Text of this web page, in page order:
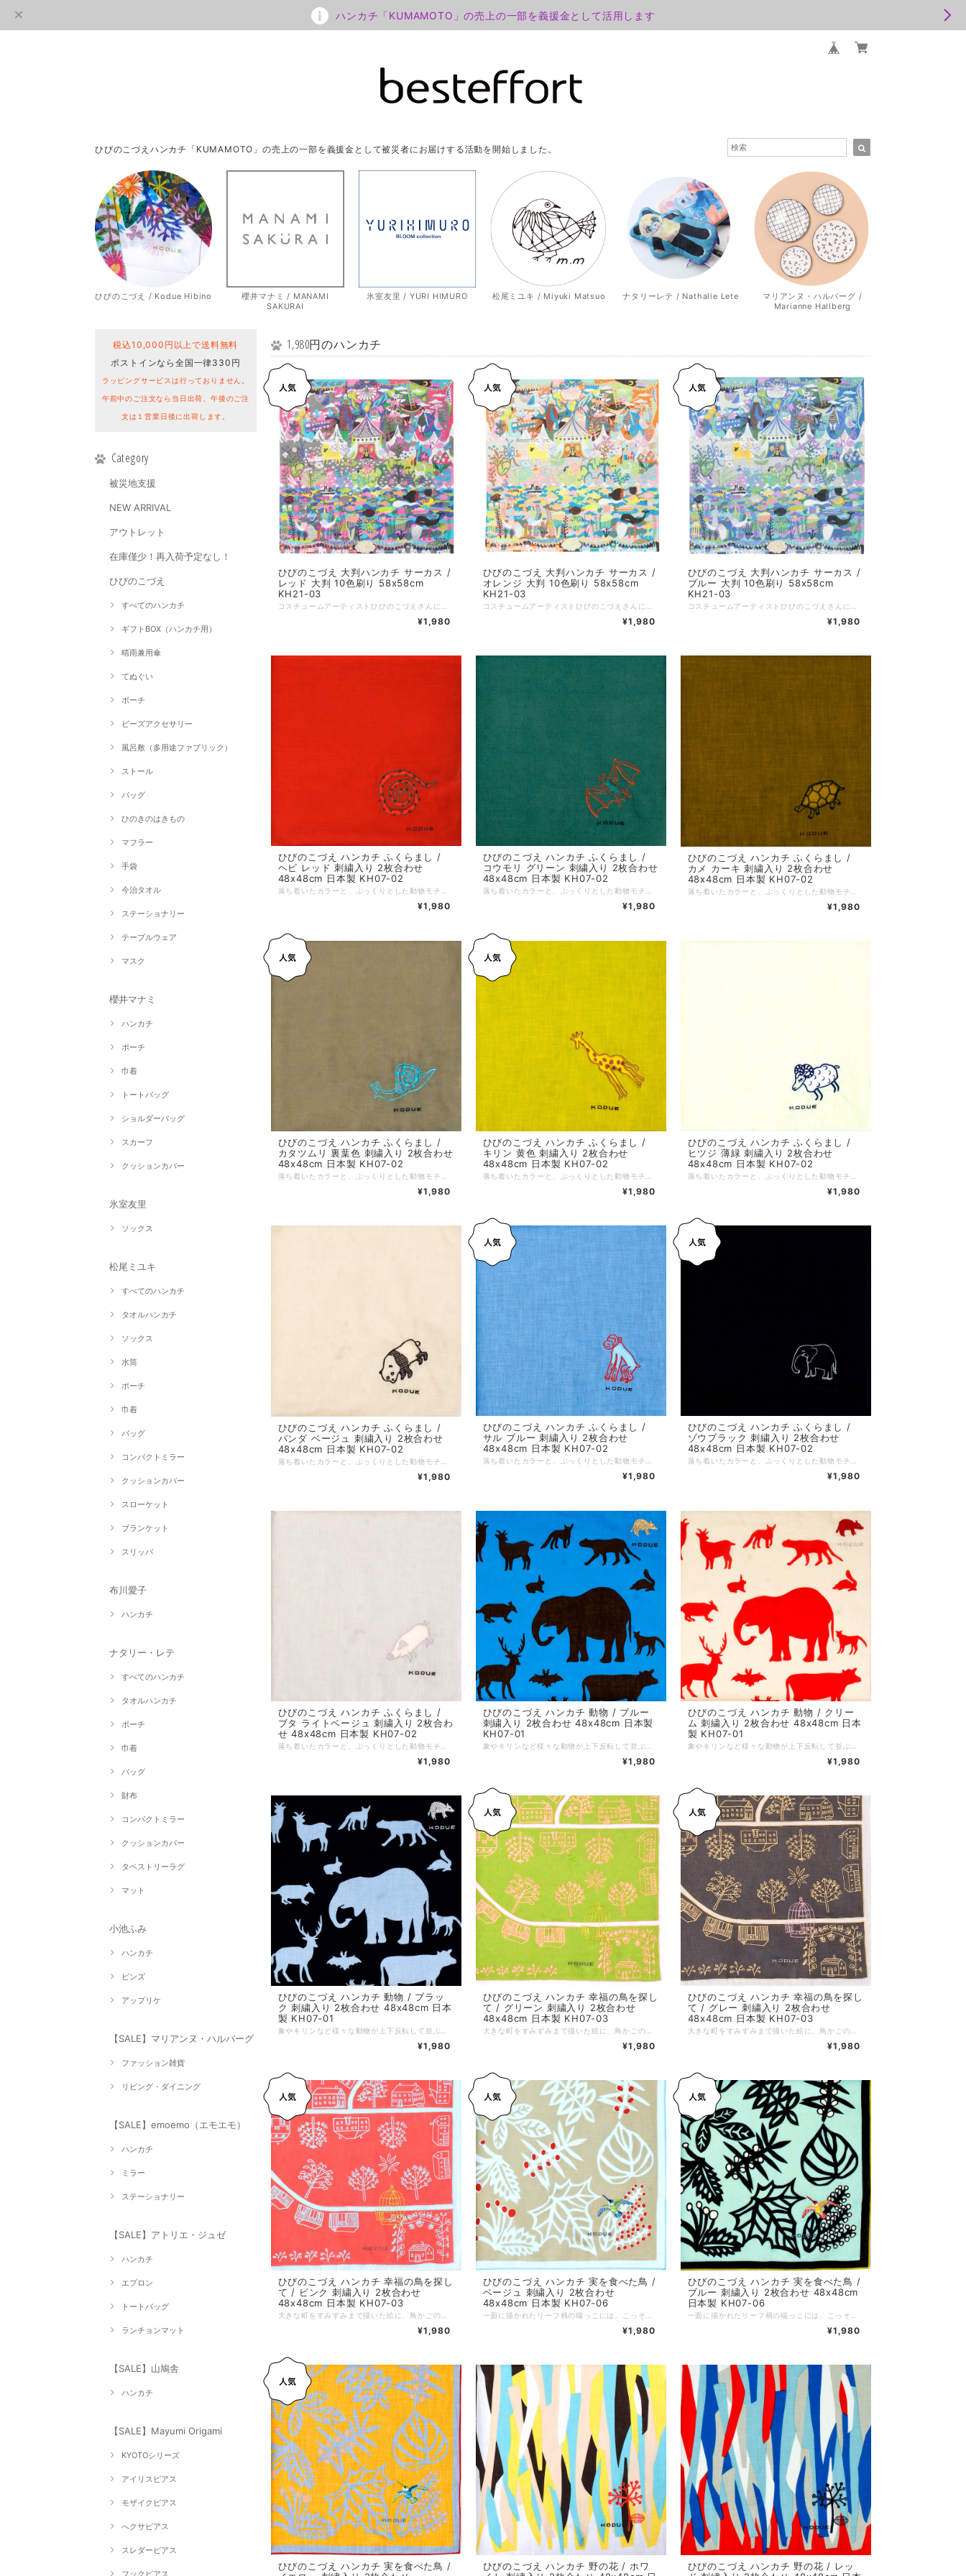
ハンカチ「KUMAMOTO」の売上の一部を義援金として活用します
ひびのこづえハンカチ「KUMAMOTO」の売上の一部を義援金として被災者にお届けする活動を開始しました。
ひびのこづえ / Kodue Hibino
櫻井マナミ / MANAMI
SAKURAI
氷室友里 / YURI HIMURO 松尾ミユキ / Miyuki Matsuo ナタリーレテ / Nathalie Lete
マリアンヌ・ハルバーグ /
Marianne Hallberg
税込10,000円以上で送料無料
ポストインなら全国一律330円
ラッピングサービスは行っておりません。
午前中のご注文なら当日出荷、午後のご注
文は１営業日後に出荷します。
Category
被災地支援
NEW ARRIVAL
アウトレット
在庫僅少！再入荷予定なし！
ひびのこづえ
すべてのハンカチ
ギフトBOX（ハンカチ用）
晴雨兼用傘
てぬぐい
ポーチ
ビーズアクセサリー
風呂敷（多用途ファブリック）
ストール
バッグ
ひのきのはきもの
マフラー
手袋
今治タオル
ステーショナリー
テーブルウェア
マスク
櫻井マナミ
ハンカチ
ポーチ
巾着
トートバッグ
ショルダーバッグ
スカーフ
クッションカバー
氷室友里
ソックス
松尾ミユキ
すべてのハンカチ
タオルハンカチ
ソックス
水筒
ポーチ
巾着
バッグ
コンパクトミラー
クッションカバー
スローケット
ブランケット
スリッパ
布川愛子
ハンカチ
ナタリー・レテ
すべてのハンカチ
タオルハンカチ
ポーチ
巾着
バッグ
財布
コンパクトミラー
クッションカバー
タペストリーラグ
マット
小池ふみ
ハンカチ
ピンズ
アップリケ
【SALE】マリアンヌ・ハルバーグ
ファッション雑貨
リビング・ダイニング
【SALE】emoemo（エモエモ）
ハンカチ
ミラー
ステーショナリー
【SALE】アトリエ・ジュゼ
ハンカチ
エプロン
トートバッグ
ランチョンマット
【SALE】山鳩舎
ハンカチ
【SALE】Mayumi Origami
KYOTOシリーズ
アイリスピアス
モザイクピアス
へクサピアス
スレダーピアス
1,980円のハンカチ
ひびのこづえ 大判ハンカチ サーカス /
レッド 大判 10色刷り 58x58cm
KH21-03
¥1,980
ひびのこづえ 大判ハンカチ サーカス /
オレンジ 大判 10色刷り 58x58cm
KH21-03
¥1,980
ひびのこづえ 大判ハンカチ サーカス /
ブルー 大判 10色刷り 58x58cm
KH21-03
¥1,980
ひびのこづえ ハンカチ ふくらまし /
ヘビ レッド 刺繍入り 2枚合わせ
48x48cm 日本製 KH07-02
¥1,980
ひびのこづえ ハンカチ ふくらまし /
コウモリ グリーン 刺繍入り 2枚合わせ
48x48cm 日本製 KH07-02
¥1,980
ひびのこづえ ハンカチ ふくらまし /
カメ カーキ 刺繍入り 2枚合わせ
48x48cm 日本製 KH07-02
¥1,980
ひびのこづえ ハンカチ ふくらまし /
カタツムリ 裏葉色 刺繍入り 2枚合わせ
48x48cm 日本製 KH07-02
¥1,980
ひびのこづえ ハンカチ ふくらまし /
キリン 黄色 刺繍入り 2枚合わせ
48x48cm 日本製 KH07-02
¥1,980
ひびのこづえ ハンカチ ふくらまし /
ヒツジ 薄緑 刺繍入り 2枚合わせ
48x48cm 日本製 KH07-02
¥1,980
ひびのこづえ ハンカチ ふくらまし /
パンダ ベージュ 刺繍入り 2枚合わせ
48x48cm 日本製 KH07-02
¥1,980
ひびのこづえ ハンカチ ふくらまし /
サル ブルー 刺繍入り 2枚合わせ
48x48cm 日本製 KH07-02
¥1,980
ひびのこづえ ハンカチ ふくらまし /
ゾウブラック 刺繍入り 2枚合わせ
48x48cm 日本製 KH07-02
¥1,980
ひびのこづえ ハンカチ ふくらまし /
ブタ ライトベージュ 刺繍入り 2枚合わ
せ 48x48cm 日本製 KH07-02
¥1,980
ひびのこづえ ハンカチ 動物 / ブルー
刺繍入り 2枚合わせ 48x48cm 日本製
KH07-01
¥1,980
ひびのこづえ ハンカチ 動物 / クリー
ム 刺繍入り 2枚合わせ 48x48cm 日本
製 KH07-01
¥1,980
ひびのこづえ ハンカチ 動物 / ブラッ
ク 刺繍入り 2枚合わせ 48x48cm 日本
製 KH07-01
¥1,980
ひびのこづえ ハンカチ 幸福の鳥を探し
て / グリーン 刺繍入り 2枚合わせ
48x48cm 日本製 KH07-03
¥1,980
ひびのこづえ ハンカチ 幸福の鳥を探し
て / グレー 刺繍入り 2枚合わせ
48x48cm 日本製 KH07-03
¥1,980
ひびのこづえ ハンカチ 幸福の鳥を探し
て / ピンク 刺繍入り 2枚合わせ
48x48cm 日本製 KH07-03
¥1,980
ひびのこづえ ハンカチ 実を食べた鳥 /
ベージュ 刺繍入り 2枚合わせ
48x48cm 日本製 KH07-06
¥1,980
ひびのこづえ ハンカチ 実を食べた鳥 /
ブルー 刺繍入り 2枚合わせ 48x48cm
日本製 KH07-06
¥1,980
ひびのこづえ ハンカチ 実を食べた鳥 /
ひびのこづえ ハンカチ 野の花 / ホワ
ひびのこづえ ハンカチ 野の花 / レッ